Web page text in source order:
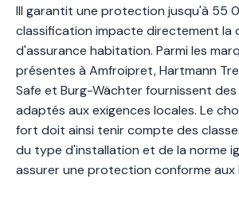
III garantit une protection jusqu'à 55
classification impacte directement la
d'assurance habitation. Parmi les
présentes à Amfroipret, Hartmann
Safe et Burg-Wächter fournissent des
adaptés aux exigences locales. Le
fort doit ainsi tenir compte des
du type d'installation et de la norme
assurer une protection conforme aux